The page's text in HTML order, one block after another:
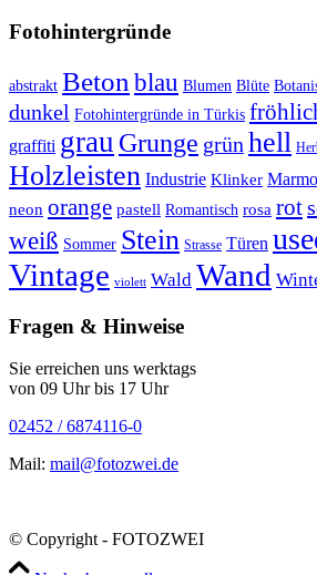
Fotohintergründe
abstrakt Beton blau Blumen Blüte
dunkel Fotohintergründe in Türkis
graffiti grau Grunge grün hell
Holzleisten Industrie Klinker
neon orange pastell Romantisch rosa rot
weiß Sommer Stein Strasse Türen
Vintage violett Wald Wand
Fragen & Hinweise
Sie erreichen uns werktags
von 09 Uhr bis 17 Uhr
02452 / 6874116-0
Mail: mail@fotozwei.de
© Copyright - FOTOZWEI